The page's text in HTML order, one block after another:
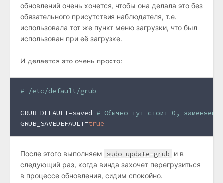
обновлений очень хочется, чтобы она делала это без
обязательного присутствия наблюдателя, т.е.
использовала тот же пункт меню загрузки, что был
использован при её загрузке.
И делается это очень просто:
# /etc/default/grub
GRUB_DEFAULT=saved # Обычно тут стоит 0, заменяем
GRUB_SAVEDEFAULT=true
После этого выполняем sudo update-grub и в
следующий раз, когда винда захочет перегрузиться
в процессе обновления, сидим спокойно.